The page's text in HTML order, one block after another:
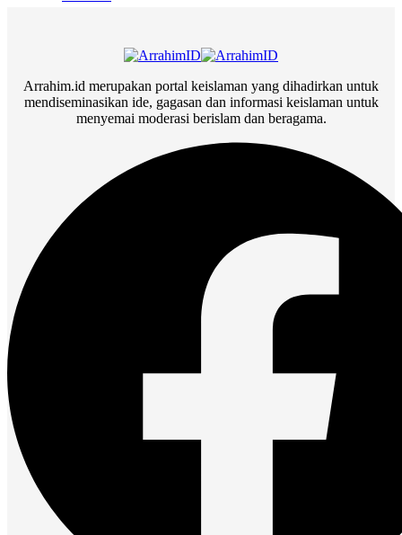
Arrahim.id merupakan portal keislaman yang dihadirkan untuk
mendiseminasikan ide, gagasan dan informasi keislaman untuk
menyemai moderasi berislam dan beragama.